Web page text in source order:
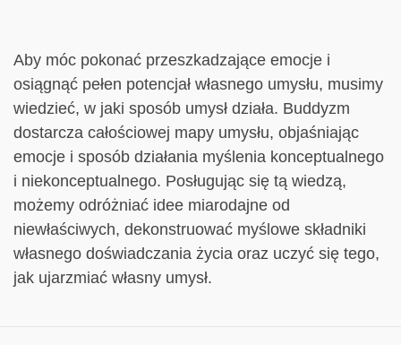
Aby móc pokonać przeszkadzające emocje i
osiągnąć pełen potencjał własnego umysłu, musimy
wiedzieć, w jaki sposób umysł działa. Buddyzm
dostarcza całościowej mapy umysłu, objaśniając
emocje i sposób działania myślenia konceptualnego
i niekonceptualnego. Posługując się tą wiedzą,
możemy odróżniać idee miarodajne od
niewłaściwych, dekonstruować myślowe składniki
własnego doświadczania życia oraz uczyć się tego,
jak ujarzmiać własny umysł.